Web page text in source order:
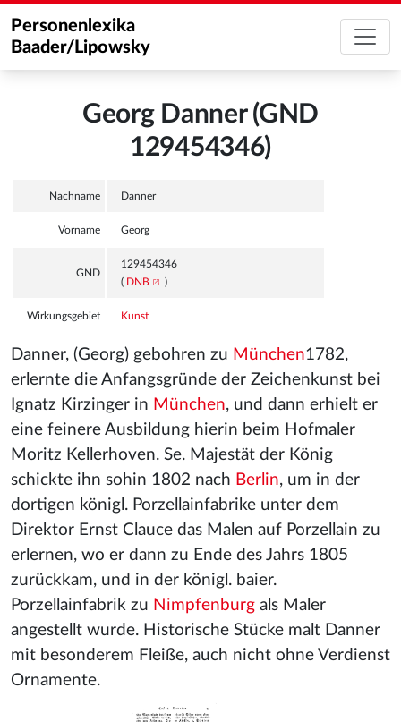
Personenlexika
Baader/Lipowsky
Georg Danner (GND
129454346)
Nachname Danner
Vorname Georg
GND
129454346
( DNB )
Wirkungsgebiet Kunst
Danner, (Georg) gebohren zu München1782,
erlernte die Anfangsgründe der Zeichenkunst bei
Ignatz Kirzinger in München, und dann erhielt er
eine feinere Ausbildung hierin beim Hofmaler
Moritz Kellerhoven. Se. Majestät der König
schickte ihn sohin 1802 nach Berlin, um in der
dortigen königl. Porzellainfabrike unter dem
Direktor Ernst Clauce das Malen auf Porzellain zu
erlernen, wo er dann zu Ende des Jahrs 1805
zurückkam, und in der königl. baier.
Porzellainfabrik zu Nimpfenburg als Maler
angestellt wurde. Historische Stücke malt Danner
mit besonderem Fleiße, auch nicht ohne Verdienst
Ornamente.